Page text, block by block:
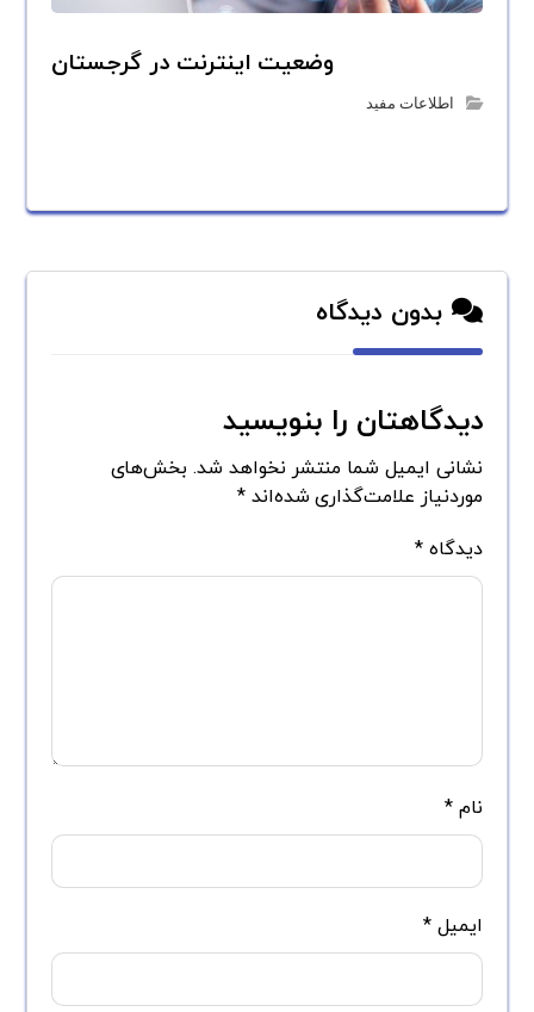
وضعیت اینترنت در گرجستان
اطلاعات مفید
بدون دیدگاه
دیدگاهتان را بنویسید
نشانی ایمیل شما منتشر نخواهد شد. بخش‌های
موردنیاز علامت‌گذاری شده‌اند*
دیدگاه*
نام*
ایمیل*